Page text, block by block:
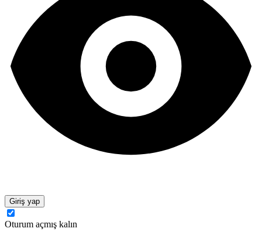
Giriş yap
Oturum açmış kalın